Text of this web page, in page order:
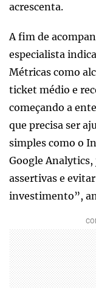
acrescenta.
A fim de
especialista
Métricas como
ticket médio e
começando a
que precisa ser
simples como o
Google Analytics,
assertivas e
investimento”,